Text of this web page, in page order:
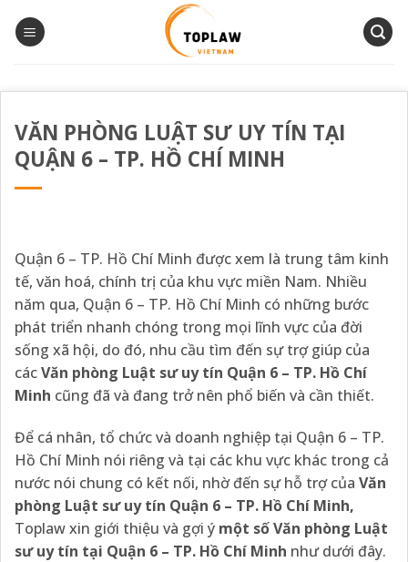
qua
VĂN PHÒNG LUẬT SƯ UY TÍN TẠI
QUẬN 6 – TP. HỒ CHÍ MINH
Quận 6 – TP. Hồ Chí Minh được xem là trung tâm kinh
tế, văn hoá, chính trị của khu vực miền Nam. Nhiều
năm qua, Quận 6 – TP. Hồ Chí Minh có những bước
phát triển nhanh chóng trong mọi lĩnh vực của đời
sống xã hội, do đó, nhu cầu tìm đến sự trợ giúp của
cácVăn phòng Luật sư uy tín Quận 6 – TP. Hồ Chí
Minh cũng đã và đang trở nên phổ biến và cần thiết.
Để cá nhân, tổ chức và doanh nghiệp tại Quận 6 – TP.
Hồ Chí Minh nói riêng và tại các khu vực khác trong cả
nước nói chung có kết nối, nhờ đến sự hỗ trợ của Văn
phòng Luật sư uy tín Quận 6 – TP. Hồ Chí Minh,
Toplaw xin giới thiệu và gợi ý một số Văn phòng Luật
sư uy tín tại Quận 6 – TP. Hồ Chí Minh như dưới đây.